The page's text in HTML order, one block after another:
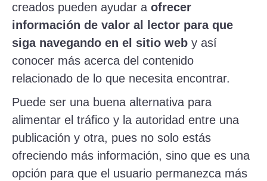
creados pueden ayudar a ofrecer
información de valor al lector para que
siga navegando en el sitio web y así
conocer más acerca del contenido
relacionado de lo que necesita encontrar.
Puede ser una buena alternativa para
alimentar el tráfico y la autoridad entre una
publicación y otra, pues no solo estás
ofreciendo más información, sino que es una
opción para que el usuario permanezca más